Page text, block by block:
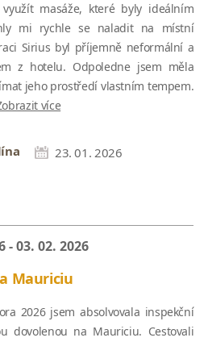
masáže, které byly ideálním
mi rychle se naladit na místní
Sirius byl příjemně neformální a
z hotelu. Odpoledne jsem měla
jeho prostředí vlastním tempem.
více
23. 01. 2026
- 03. 02. 2026
Mauriciu
2026 jsem absolvovala inspekční
dovolenou na Mauriciu. Cestovali